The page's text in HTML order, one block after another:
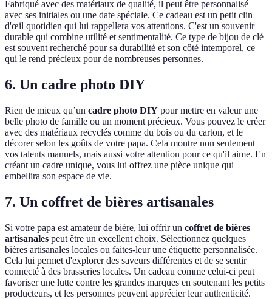
Fabriqué avec des matériaux de qualité, il peut être personnalisé
avec ses initiales ou une date spéciale. Ce cadeau est un petit clin
d'œil quotidien qui lui rappellera vos attentions. C'est un souvenir
durable qui combine utilité et sentimentalité. Ce type de bijou de clé
est souvent recherché pour sa durabilité et son côté intemporel, ce
qui le rend précieux pour de nombreuses personnes.
6. Un cadre photo DIY
Rien de mieux qu’un cadre photo DIY pour mettre en valeur une
belle photo de famille ou un moment précieux. Vous pouvez le créer
avec des matériaux recyclés comme du bois ou du carton, et le
décorer selon les goûts de votre papa. Cela montre non seulement
vos talents manuels, mais aussi votre attention pour ce qu'il aime. En
créant un cadre unique, vous lui offrez une pièce unique qui
embellira son espace de vie.
7. Un coffret de bières artisanales
Si votre papa est amateur de bière, lui offrir un coffret de bières
artisanales peut être un excellent choix. Sélectionnez quelques
bières artisanales locales ou faites-leur une étiquette personnalisée.
Cela lui permet d'explorer des saveurs différentes et de se sentir
connecté à des brasseries locales. Un cadeau comme celui-ci peut
favoriser une lutte contre les grandes marques en soutenant les petits
producteurs, et les personnes peuvent apprécier leur authenticité.